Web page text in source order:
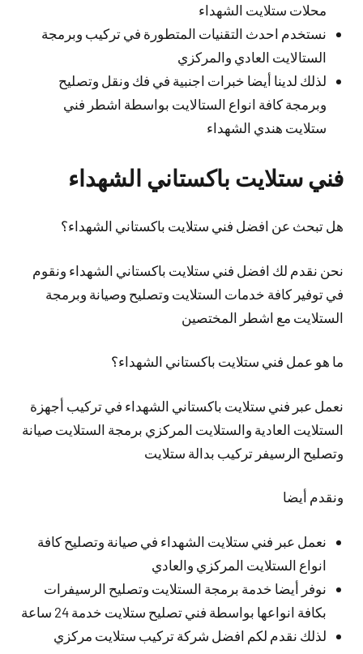
محلات ستلايت الشهداء
نستخدم احدث التقنيات المتطورة في تركيب وبرمجة
الستالايت العادي والمركزي
لذلك لدينا أيضا خبرات اجنبية في فك ونقل وتصليح
وبرمجة كافة انواع الستالايت بواسطة اشطر فني
ستلايت هندي الشهداء
فني ستلايت باكستاني الشهداء
هل تبحث عن افضل فني ستلايت باكستاني الشهداء؟
نحن نقدم لك افضل فني ستلايت باكستاني الشهداء ونقوم
في توفير كافة خدمات الستلايت وتصليح وصيانة وبرمجة
الستلايت مع اشطر المختصين
ما هو عمل فني ستلايت باكستاني الشهداء؟
نعمل عبر فني ستلايت باكستاني الشهداء في تركيب أجهزة
الستلايت العادية والستلايت المركزي برمجة الستلايت صيانة
وتصليح الرسيفر تركيب بدالة ستلايت
ونقدم أيضا
نعمل عبر فني ستلايت الشهداء في صيانة وتصليح كافة
انواع الستلايت المركزي والعادي
نوفر أيضا خدمة برمجة الستلايت وتصليح الرسيفرات
بكافة انواعها بواسطة فني تصليح ستلايت خدمة 24 ساعة
لذلك نقدم لكم افضل شركة تركيب ستلايت مركزي